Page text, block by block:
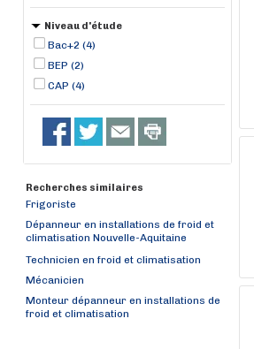
Niveau d'étude
Bac+2 (4)
BEP (2)
CAP (4)
Recherches similaires
Frigoriste
Dépanneur en installations de froid et
climatisation Nouvelle-Aquitaine
Technicien en froid et climatisation
Mécanicien
Monteur dépanneur en installations de
froid et climatisation